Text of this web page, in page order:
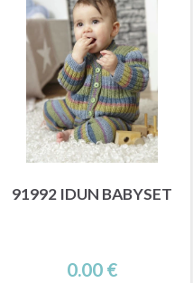
91992 IDUN BABYSET
0.00 €